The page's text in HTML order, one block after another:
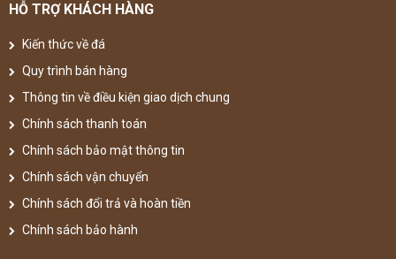
HỖ TRỢ KHÁCH HÀNG
Kiến thức về đá
Quy trình bán hàng
Thông tin về điều kiện giao dịch chung
Chính sách thanh toán
Chính sách bảo mật thông tin
Chính sách vận chuyển
Chính sách đổi trả và hoàn tiền
Chính sách bảo hành